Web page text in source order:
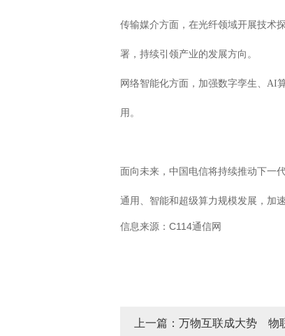
传输媒介方面，在光纤领域开展技术
署，持续引领产业的发展方向。
网络智能化方面，加强数字孪生、AI
用。
面向未来，中国电信将持续推动下一
通用、智能和超级算力规模发展，加
信息来源：C114通信网
上一篇：万物互联成大势 物